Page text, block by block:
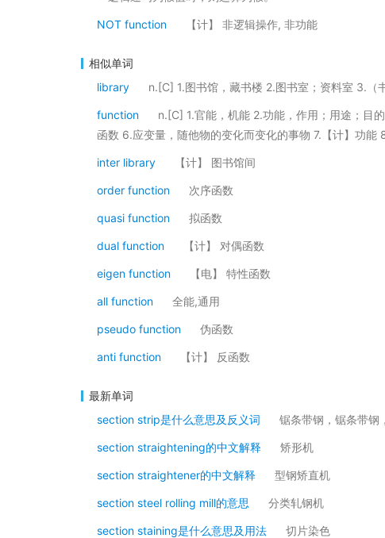
NOT function 【计】 非逻辑操作, 非功能
相似单词
library
n.[C] 1.图书馆，藏书楼 2.图书室；资料室 3.
function
n.[C] 1.官能，机能 2.功能，作用；用途；目
函数 6.应变量，随他物的变化而变化的事物 7.【计】功能
inter library 【计】 图书馆间
order function 次序函数
quasi function 拟函数
dual function 【计】 对偶函数
eigen function 【电】 特性函数
all function 全能,通用
pseudo function 伪函数
anti function 【计】 反函数
最新单词
section strip是什么意思及反义词
锯条带钢，锯条带钢
section straightening的中文解释 矫形机
section straightener的中文解释 型钢矫直机
section steel rolling mill的意思 分类轧钢机
section staining是什么意思及用法 切片染色